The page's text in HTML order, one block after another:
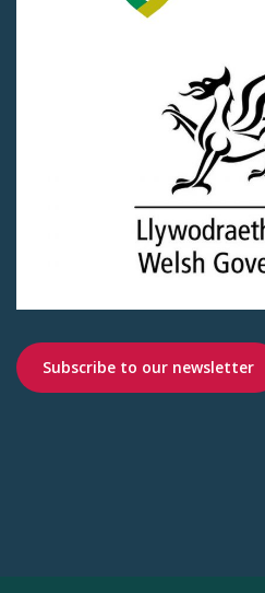
Subscribe to our newsletter